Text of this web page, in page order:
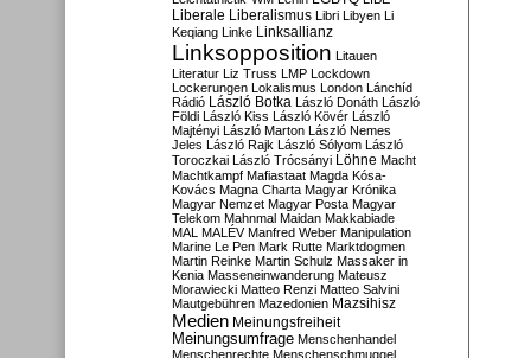
Liberale Liberalismus Libri Libyen Li
Keqiang Linke Linksallianz
Linksopposition Litauen
Literatur Liz Truss LMP Lockdown
Lockerungen Lokalismus London Lánchíd
Rádió
László Botka László Donáth László
Földi László Kiss László Kövér László
Majtényi László Marton László Nemes
Jeles László Rajk László Sólyom László
Toroczkai László Trócsányi Löhne Macht
Machtkampf Mafiastaat Magda Kósa-
Kovács Magna Charta Magyar Krónika
Magyar Nemzet Magyar Posta Magyar
Telekom Mahnmal Maidan Makkabiade
MAL MALÉV Manfred Weber Manipulation
Marine Le Pen Mark Rutte Marktdogmen
Martin Reinke Martin Schulz Massaker in
Kenia Masseneinwanderung Mateusz
Morawiecki Matteo Renzi Matteo Salvini
Mautgebühren Mazedonien Mazsihisz
Medien Meinungsfreiheit
Meinungsumfrage Menschenhandel
Menschenrechte Menschenschmuggel